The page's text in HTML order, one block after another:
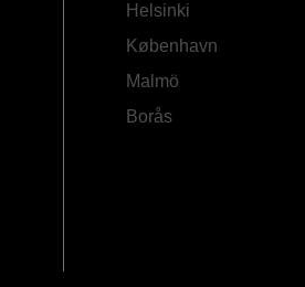
Helsinki
København
Malmö
Borås